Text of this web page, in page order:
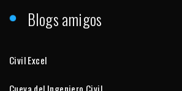
Blogs amigos
Civil Excel